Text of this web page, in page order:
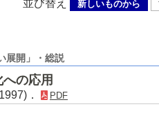
並び替え 新しいものから
展開」・総説
の応用
． PDF